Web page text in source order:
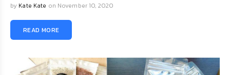
by Kate Kate on November 10, 2020
READ MORE